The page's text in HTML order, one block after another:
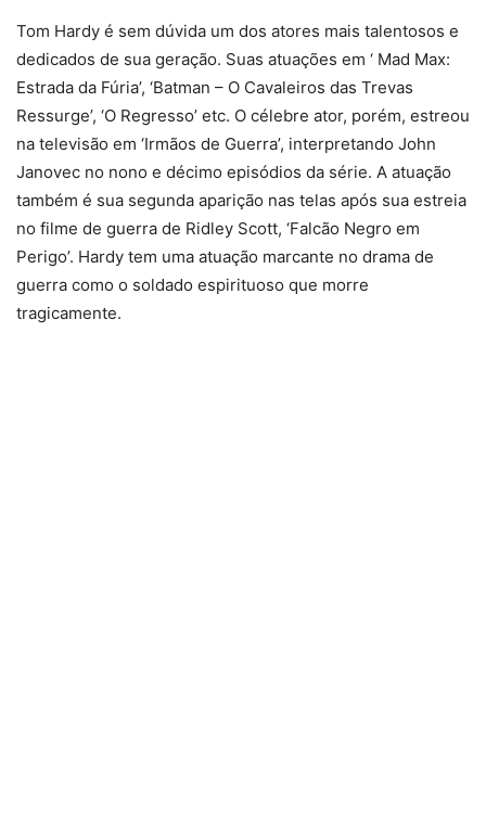
Tom Hardy é sem dúvida um dos atores mais talentosos e
dedicados de sua geração. Suas atuações em ‘ Mad Max:
Estrada da Fúria’, ‘Batman – O Cavaleiros das Trevas
Ressurge’, ‘O Regresso’ etc. O célebre ator, porém, estreou
na televisão em ‘Irmãos de Guerra’, interpretando John
Janovec no nono e décimo episódios da série. A atuação
também é sua segunda aparição nas telas após sua estreia
no filme de guerra de Ridley Scott, ‘Falcão Negro em
Perigo’. Hardy tem uma atuação marcante no drama de
guerra como o soldado espirituoso que morre
tragicamente.